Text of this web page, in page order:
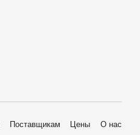
Поставщикам Цены О нас